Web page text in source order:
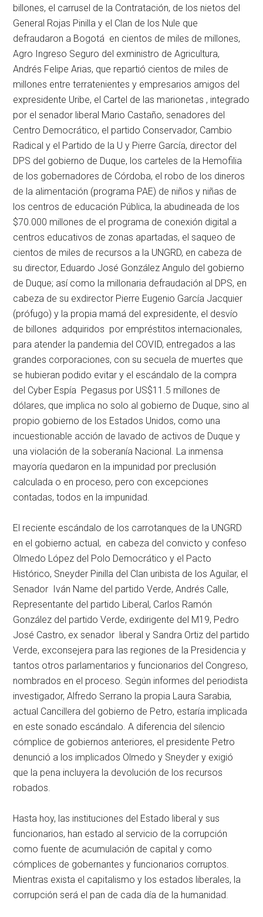
billones, el carrusel de la Contratación, de los nietos del
General Rojas Pinilla y el Clan de los Nule que
defraudaron a Bogotá en cientos de miles de millones,
Agro Ingreso Seguro del exministro de Agricultura,
Andrés Felipe Arias, que repartió cientos de miles de
millones entre terratenientes y empresarios amigos del
expresidente Uribe, el Cartel de las marionetas , integrado
por el senador liberal Mario Castaño, senadores del
Centro Democrático, el partido Conservador, Cambio
Radical y el Partido de la U y Pierre García, director del
DPS del gobierno de Duque, los carteles de la Hemofilia
de los gobernadores de Córdoba, el robo de los dineros
de la alimentación (programa PAE) de niños y niñas de
los centros de educación Pública, la abudineada de los
$70.000 millones de el programa de conexión digital a
centros educativos de zonas apartadas, el saqueo de
cientos de miles de recursos a la UNGRD, en cabeza de
su director, Eduardo José González Angulo del gobierno
de Duque; así como la millonaria defraudación al DPS, en
cabeza de su exdirector Pierre Eugenio García Jacquier
(prófugo) y la propia mamá del expresidente, el desvío
de billones adquiridos por empréstitos internacionales,
para atender la pandemia del COVID, entregados a las
grandes corporaciones, con su secuela de muertes que
se hubieran podido evitar y el escándalo de la compra
del Cyber Espía Pegasus por US$11.5 millones de
dólares, que implica no solo al gobierno de Duque, sino al
propio gobierno de los Estados Unidos, como una
incuestionable acción de lavado de activos de Duque y
una violación de la soberanía Nacional. La inmensa
mayoría quedaron en la impunidad por preclusión
calculada o en proceso, pero con excepciones
contadas, todos en la impunidad.
El reciente escándalo de los carrotanques de la UNGRD
en el gobierno actual, en cabeza del convicto y confeso
Olmedo López del Polo Democrático y el Pacto
Histórico, Sneyder Pinilla del Clan uribista de los Aguilar, el
Senador Iván Name del partido Verde, Andrés Calle,
Representante del partido Liberal, Carlos Ramón
González del partido Verde, exdirigente del M19, Pedro
José Castro, ex senador liberal y Sandra Ortiz del partido
Verde, exconsejera para las regiones de la Presidencia y
tantos otros parlamentarios y funcionarios del Congreso,
nombrados en el proceso. Según informes del periodista
investigador, Alfredo Serrano la propia Laura Sarabia,
actual Cancillera del gobierno de Petro, estaría implicada
en este sonado escándalo. A diferencia del silencio
cómplice de gobiernos anteriores, el presidente Petro
denunció a los implicados Olmedo y Sneyder y exigió
que la pena incluyera la devolución de los recursos
robados.
Hasta hoy, las instituciones del Estado liberal y sus
funcionarios, han estado al servicio de la corrupción
como fuente de acumulación de capital y como
cómplices de gobernantes y funcionarios corruptos.
Mientras exista el capitalismo y los estados liberales, la
corrupción será el pan de cada día de la humanidad.